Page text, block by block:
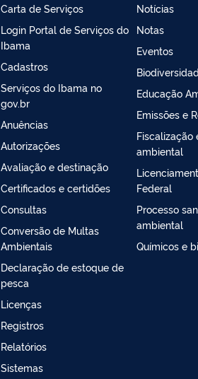
Carta de Serviços
Login Portal de Serviços do
Ibama
Cadastros
Serviços do Ibama no
gov.br
Anuências
Autorizações
Avaliação e destinação
Certificados e certidões
Consultas
Conversão de Multas
Ambientais
Declaração de estoque de
pesca
Licenças
Registros
Relatórios
Sistemas
Notícias
Notas
Eventos
Educação
Emissões e
Fiscalização
ambiental
Federal
Processo
ambiental
Químicos e